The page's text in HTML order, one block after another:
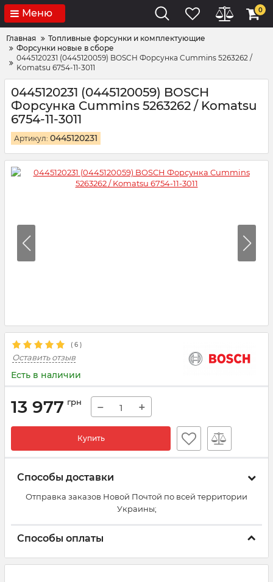
Меню 0
Главная
Топливные форсунки и комплектующие
Форсунки новые в сборе
0445120231 (0445120059) BOSCH Форсунка Cummins 5263262 /
Komatsu 6754-11-3011
0445120231 (0445120059) BOSCH
Форсунка Cummins 5263262 / Komatsu
6754-11-3011
Артикул: 0445120231
( 6 )
Оставить отзыв
Есть в наличии
13 977 грн − +
Купить
Способы доставки
Отправка заказов Новой Почтой по всей территории
Украины;
Способы оплаты